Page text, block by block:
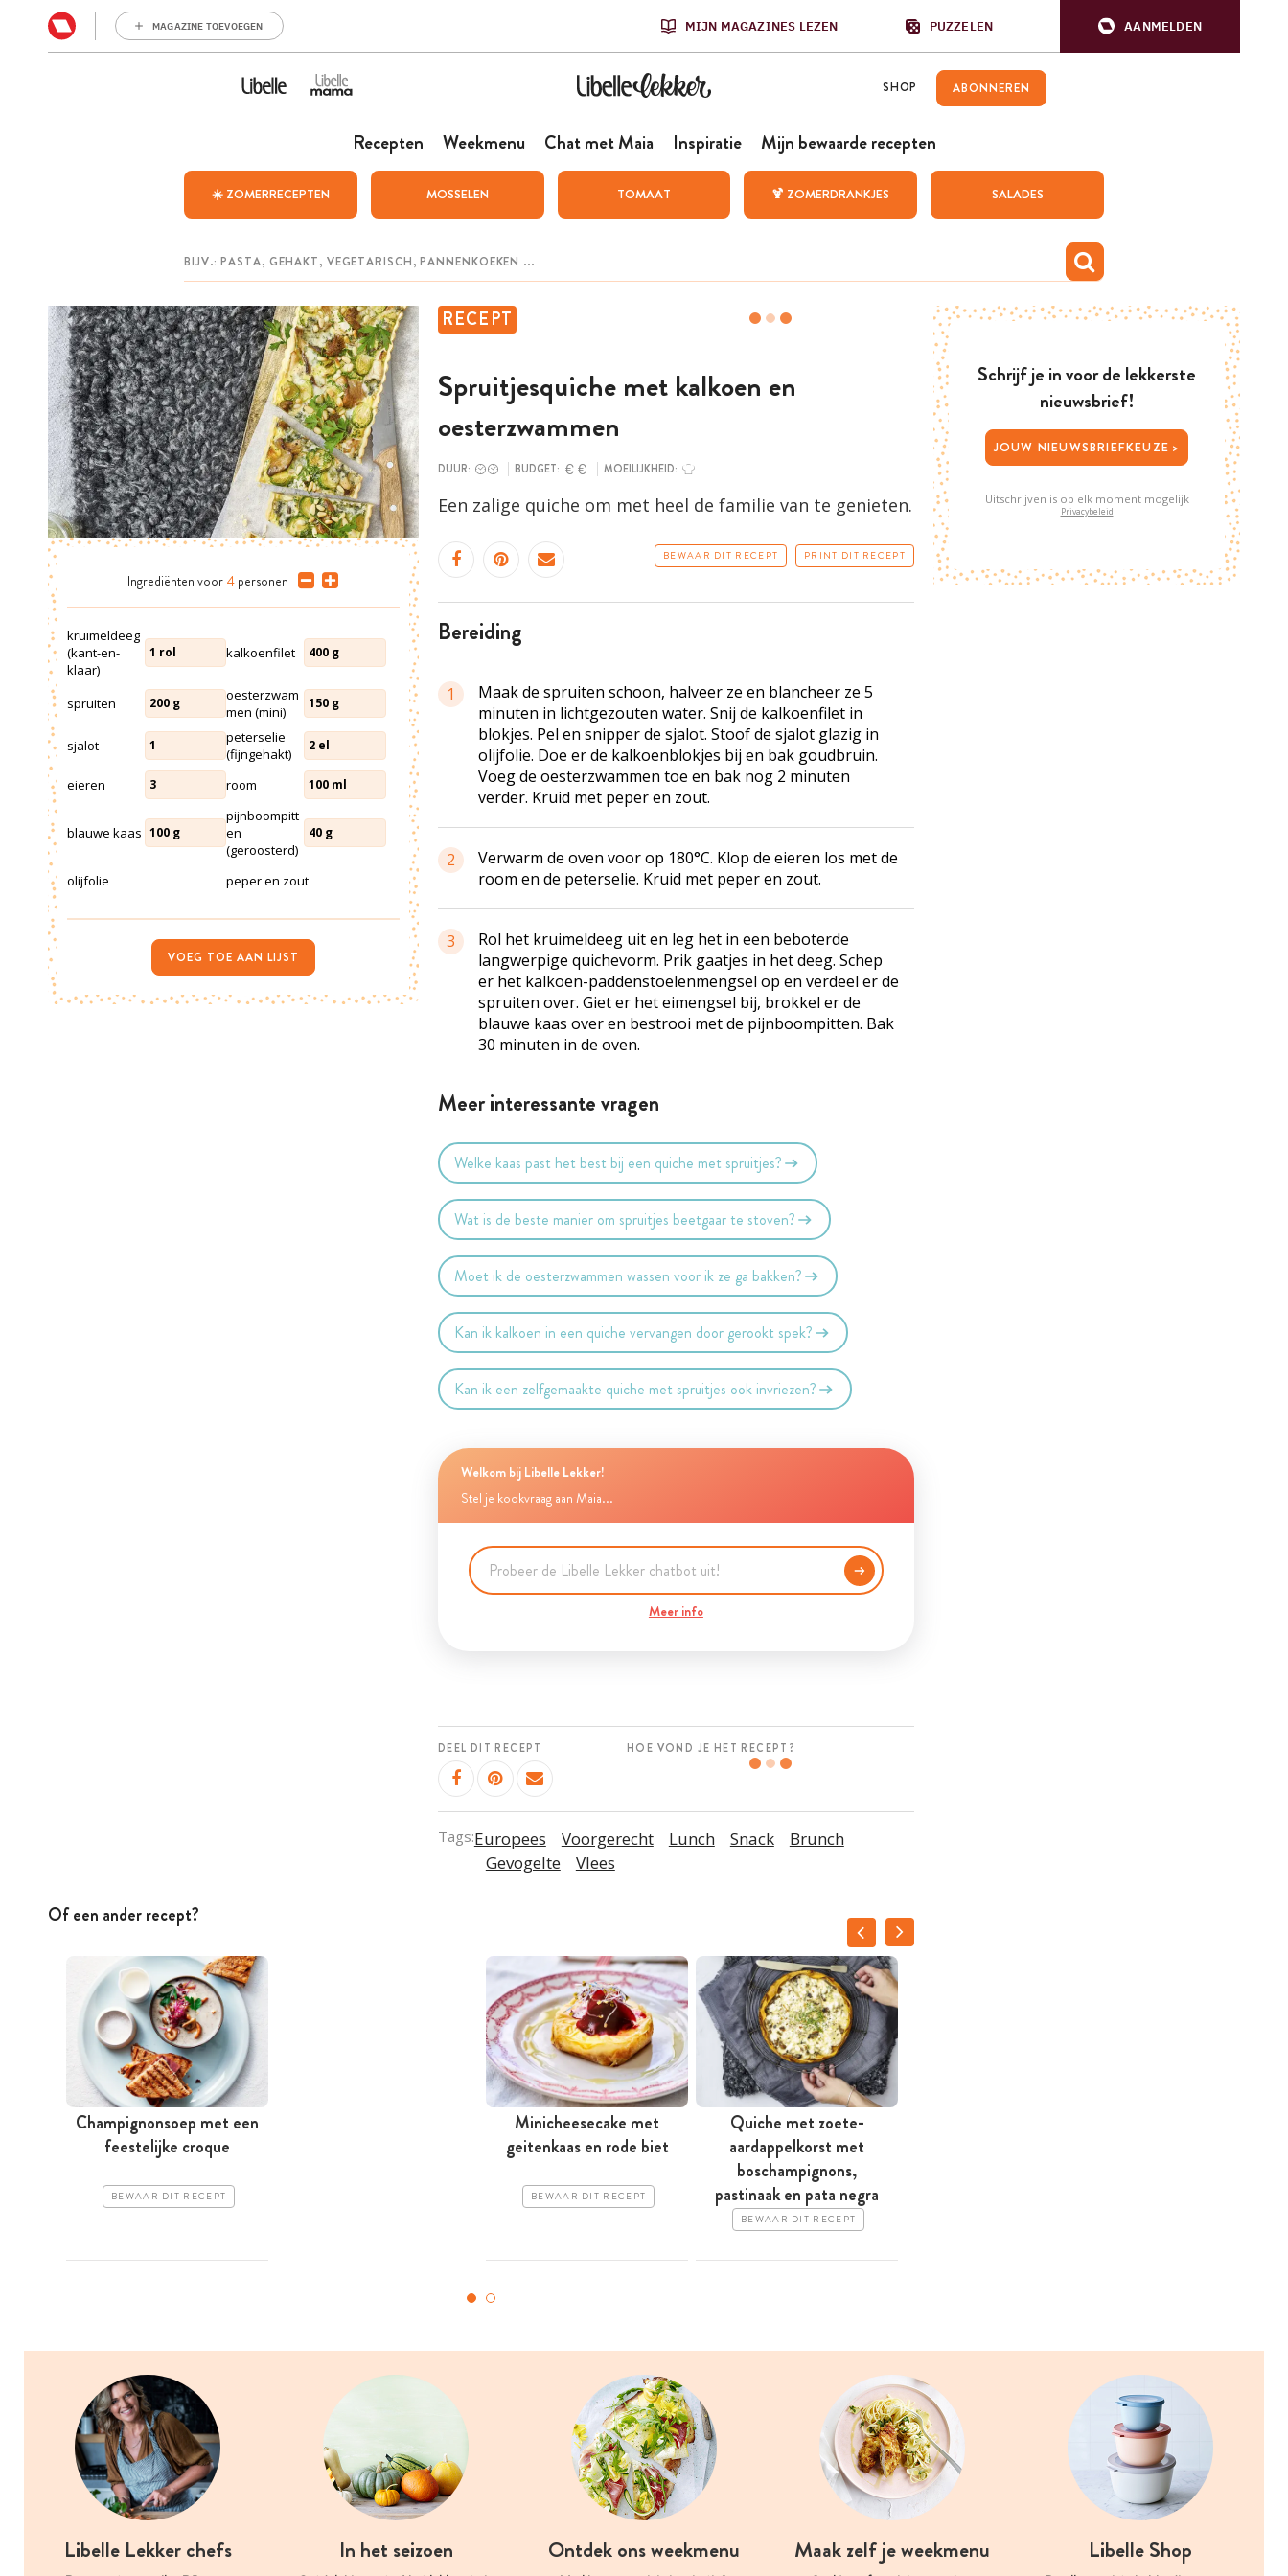
MAGAZINE TOEVOEGEN MIJN MAGAZINES LEZEN PUZZELEN AANMELDEN
SHOP ABONNEREN
Recepten Weekmenu Chat met Maia Inspiratie Mijn bewaarde recepten
☀️ ZOMERRECEPTEN MOSSELEN TOMAAT 🍹 ZOMERDRANKJES SALADES
RECEPT
Spruitjesquiche met kalkoen en
oesterzwammen
DUUR: BUDGET: MOEILIJKHEID:
Een zalige quiche om met heel de familie van te genieten.
BEWAAR DIT RECEPT PRINT DIT RECEPT
bereiding
1
Maak de spruiten schoon, halveer ze en blancheer ze 5
minuten in lichtgezouten water. Snij de kalkoenfilet in
blokjes. Pel en snipper de sjalot. Stoof de sjalot glazig in
olijfolie. Doe er de kalkoenblokjes bij en bak goudbruin.
Voeg de oesterzwammen toe en bak nog 2 minuten
verder. Kruid met peper en zout.
2
Verwarm de oven voor op 180°C. Klop de eieren los met de
room en de peterselie. Kruid met peper en zout.
3
Rol het kruimeldeeg uit en leg het in een beboterde
langwerpige quichevorm. Prik gaatjes in het deeg. Schep
er het kalkoen-paddenstoelenmengsel op en verdeel er de
spruiten over. Giet er het eimengsel bij, brokkel er de
blauwe kaas over en bestrooi met de pijnboompitten. Bak
30 minuten in de oven.
Meer interessante vragen
Welke kaas past het best bij een quiche met spruitjes?
Wat is de beste manier om spruitjes beetgaar te stoven?
Moet ik de oesterzwammen wassen voor ik ze ga bakken?
Kan ik kalkoen in een quiche vervangen door gerookt spek?
Kan ik een zelfgemaakte quiche met spruitjes ook invriezen?
Welkom bij Libelle Lekker!
Stel je kookvraag aan Maia...
Meer info
DEEL DIT RECEPT HOE VOND JE HET RECEPT?
Tags:Europees Voorgerecht Lunch Snack
Brunch
Gevogelte
Vlees
Ingrediënten voor 4 personen
kruimeldeeg
(kant-en-
klaar)
1 rol kalkoenfilet 400 g
spruiten 200 g
oesterzwam
men (mini)
150 g
sjalot 1
peterselie
(fijngehakt)
2 el
eieren 3 room 100 ml
blauwe kaas 100 g
pijnboompitt
en
(geroosterd)
40 g
olijfolie peper en zout
VOEG TOE AAN LIJST
Of een ander recept?
Champignonsoep met een
feestelijke croque
BEWAAR DIT RECEPT
Minicheesecake met
geitenkaas en rode biet
BEWAAR DIT RECEPT
Quiche met zoete-
aardappelkorst met
boschampignons,
pastinaak en pata negra
BEWAAR DIT RECEPT
Schrijf je in voor de lekkerste
nieuwsbrief!
JOUW NIEUWSBRIEFKEUZE >
Uitschrijven is op elk moment mogelijk
Privacybeleid
Libelle Lekker chefs In het seizoen Ontdek ons weekmenu Maak zelf je weekmenu Libelle Shop